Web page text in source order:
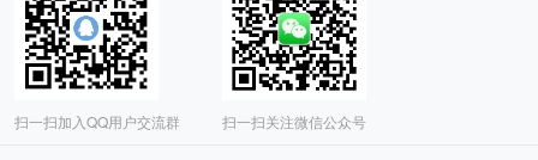
扫一扫加入QQ用户交流群 扫一扫关注微信公众号